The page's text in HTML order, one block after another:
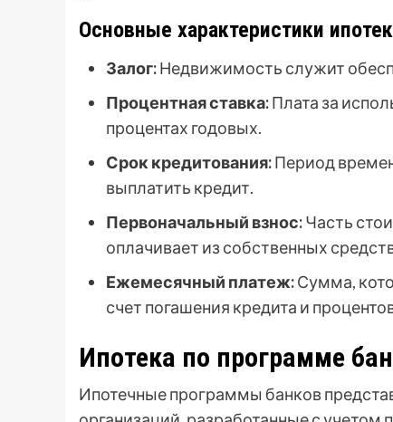
Основные характеристики
Залог:Недвижимость служит
Процентная ставка:Плата за
процентах годовых.
Срок кредитования:Период
выплатить кредит.
Первоначальный взнос:Часть
оплачивает из собственных
Ежемесячный платеж:Сумма,
счет погашения кредита и
Ипотека по программе
Ипотечные программы банков